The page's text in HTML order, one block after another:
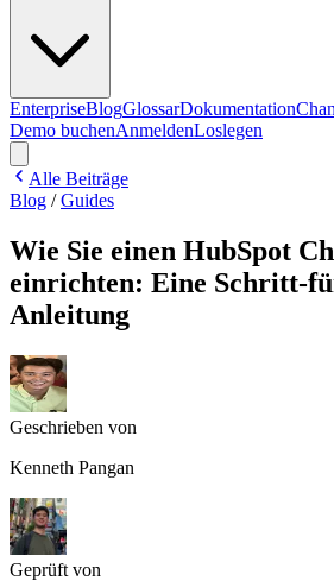
EnterpriseBlogGlossarDokumentation
Demo buchenAnmeldenLoslegen
Alle Beiträge
Blog /Guides
Wie Sie einen HubSpot
einrichten: Eine Schritt-
Anleitung
Geschrieben von
Kenneth Pangan
Geprüft von